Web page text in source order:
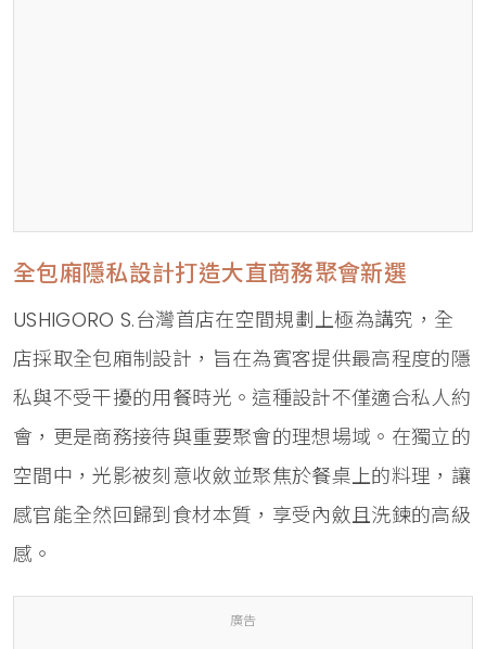
全包廂隱私設計打造大直商務聚會新選
USHIGORO S.台灣首店在空間規劃上極為講究，全
店採取全包廂制設計，旨在為賓客提供最高程度的隱
私與不受干擾的用餐時光。這種設計不僅適合私人約
會，更是商務接待與重要聚會的理想場域。在獨立的
空間中，光影被刻意收斂並聚焦於餐桌上的料理，讓
感官能全然回歸到食材本質，享受內斂且洗鍊的高級
感。
廣告